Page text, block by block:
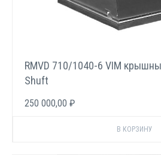
RMVD 710/1040-6 VIM
Shuft
250 000,00 ₽